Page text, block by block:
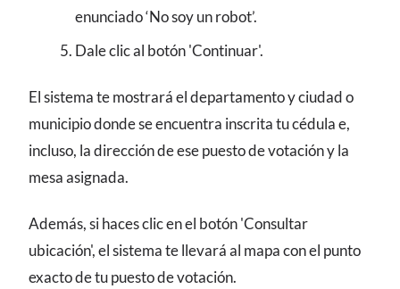
enunciado ‘No soy un robot’.
Dale clic al botón 'Continuar'.
El sistema te mostrará el departamento y ciudad o
municipio donde se encuentra inscrita tu cédula e,
incluso, la dirección de ese puesto de votación y la
mesa asignada.
Además, si haces clic en el botón 'Consultar
ubicación', el sistema te llevará al mapa con el punto
exacto de tu puesto de votación.